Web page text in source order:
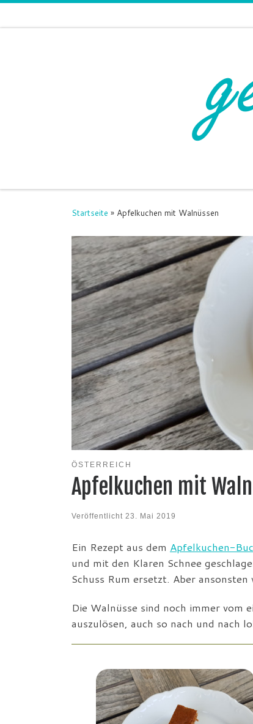
Startseite » Apfelkuchen mit Walnüssen
ÖSTERREICH
Apfelkuchen mit
Veröffentlicht 23. Mai 2019
Ein Rezept aus dem Apfelkuchen-
und mit den Klaren Schnee
Schuss Rum ersetzt. Aber ansonsten
Die Walnüsse sind noch immer vom
auszulösen, auch so nach und nach